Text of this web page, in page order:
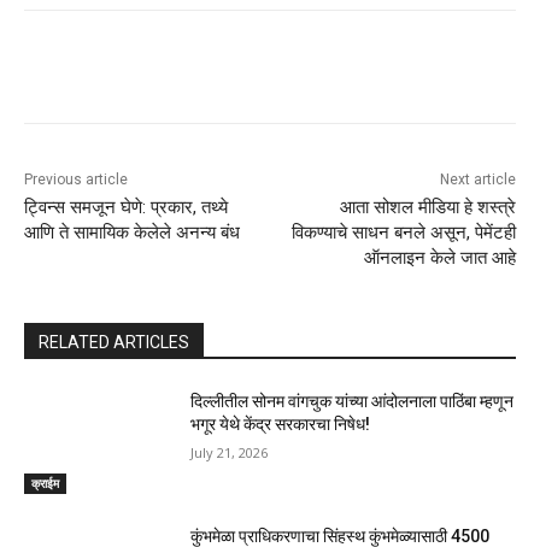
Previous article
ट्विन्स समजून घेणे: प्रकार, तथ्ये
आणि ते सामायिक केलेले अनन्य बंध
Next article
आता सोशल मीडिया हे शस्त्रे
विकण्याचे साधन बनले असून, पेमेंटही
ऑनलाइन केले जात आहे
RELATED ARTICLES
क्राईम
दिल्लीतील सोनम वांगचुक यांच्या आंदोलनाला पाठिंबा म्हणून
भगूर येथे केंद्र सरकारचा निषेध!
July 21, 2026
कुंभमेळा प्राधिकरणाचा सिंहस्थ कुंभमेळ्यासाठी 4500